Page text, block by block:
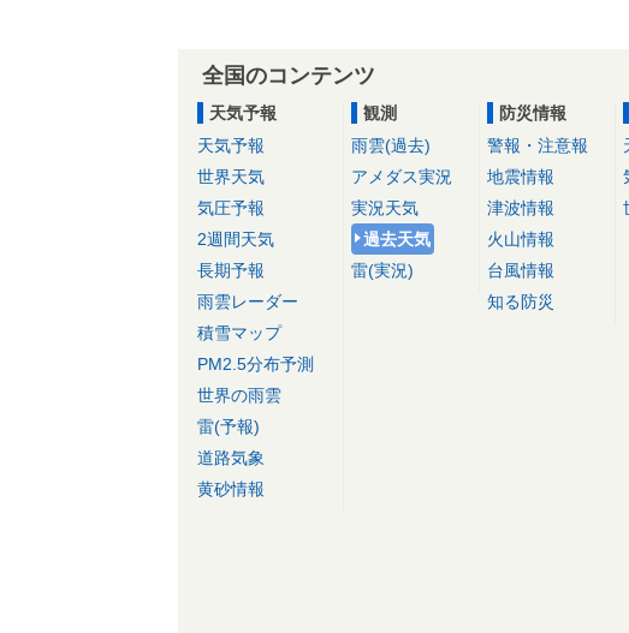
全国のコンテンツ
天気予報
天気予報
世界天気
気圧予報
2週間天気
長期予報
雨雲レーダー
積雪マップ
PM2.5分布予測
世界の雨雲
雷(予報)
道路気象
黄砂情報
観測
雨雲(過去)
アメダス実況
実況天気
過去天気
雷(実況)
防災情報
警報・注意報
地震情報
津波情報
火山情報
台風情報
知る防災